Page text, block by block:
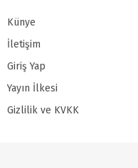
Künye
İletişim
Giriş Yap
Yayın İlkesi
Gizlilik ve KVKK